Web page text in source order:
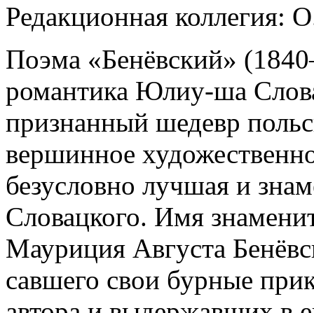
Редакционная
Поэма «Бенёвский»
романтика Юлиу-ша
признанный шедевр
вершинное
безус­ловно лучшая и
Словацкого. Имя
Мауриция Августа
савшего свои бурные